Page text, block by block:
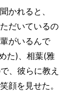
かれると、
だいているの
がいるんで
た)、相葉(雅
、彼らに教え
顔を見せた。